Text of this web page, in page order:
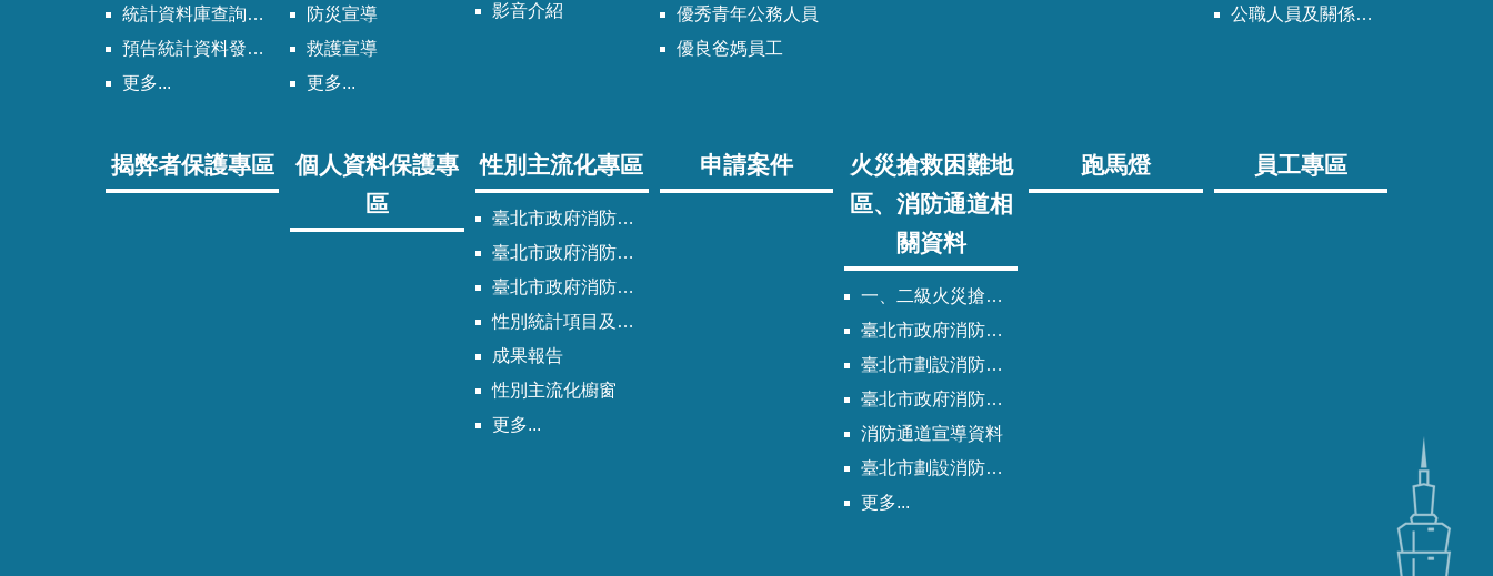
統計資料庫查詢系統
預告統計資料發布時間表
更多...
防災宣導
救護宣導
更多...
影音介紹
優秀青年公務人員
優良爸媽員工
公職人員及關係人身分關係公開專區
揭弊者保護專區
個人資料保護專
區
性別主流化專區
臺北市政府消防局性別主流化實施計畫
臺北市政府消防局性別平等專案小組委員名單
臺北市政府消防局歷次性別平等專案小組會議紀錄
性別統計項目及指標
成果報告
性別主流化櫥窗
更多...
申請案件
火災搶救困難地
區、消防通道相
關資料
一、二級火災搶救困難地區
臺北市政府消防局劃設消防通道清冊
臺北市劃設消防通道Q&A
臺北市政府消防通道劃設及管理作業程序
消防通道宣導資料
臺北市劃設消防通道說帖
更多...
跑馬燈 員工專區